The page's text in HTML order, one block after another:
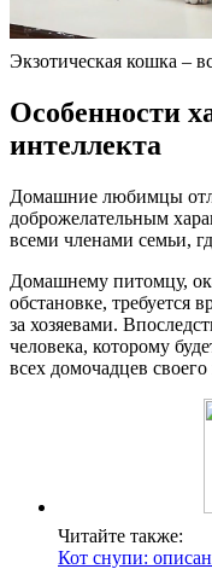
Экзотическая кошка –
Особенности
интеллекта
Домашние любимцы
доброжелательным
всеми членами семьи,
Домашнему питомцу,
обстановке, требуется
за хозяевами.
человека, которому
всех домочадцев
Читайте также:
Кот cнупи: